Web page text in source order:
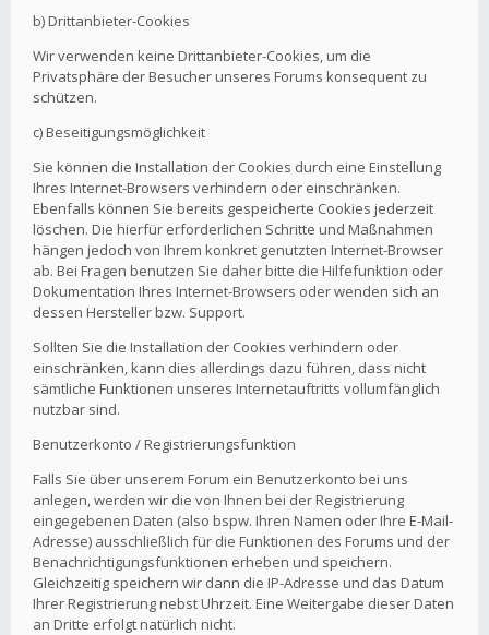
b) Drittanbieter-Cookies
Wir verwenden keine Drittanbieter-Cookies, um die
Privatsphäre der Besucher unseres Forums konsequent zu
schützen.
c) Beseitigungsmöglichkeit
Sie können die Installation der Cookies durch eine Einstellung
Ihres Internet-Browsers verhindern oder einschränken.
Ebenfalls können Sie bereits gespeicherte Cookies jederzeit
löschen. Die hierfür erforderlichen Schritte und Maßnahmen
hängen jedoch von Ihrem konkret genutzten Internet-Browser
ab. Bei Fragen benutzen Sie daher bitte die Hilfefunktion oder
Dokumentation Ihres Internet-Browsers oder wenden sich an
dessen Hersteller bzw. Support.
Sollten Sie die Installation der Cookies verhindern oder
einschränken, kann dies allerdings dazu führen, dass nicht
sämtliche Funktionen unseres Internetauftritts vollumfänglich
nutzbar sind.
Benutzerkonto / Registrierungsfunktion
Falls Sie über unserem Forum ein Benutzerkonto bei uns
anlegen, werden wir die von Ihnen bei der Registrierung
eingegebenen Daten (also bspw. Ihren Namen oder Ihre E-Mail-
Adresse) ausschließlich für die Funktionen des Forums und der
Benachrichtigungsfunktionen erheben und speichern.
Gleichzeitig speichern wir dann die IP-Adresse und das Datum
Ihrer Registrierung nebst Uhrzeit. Eine Weitergabe dieser Daten
an Dritte erfolgt natürlich nicht.